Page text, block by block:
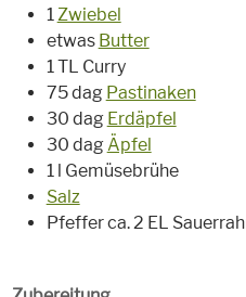
1Zwiebel
etwas Butter
1 TL Curry
75 dag Pastinaken
30 dag Erdäpfel
30 dagÄpfel
1 l Gemüsebrühe
Salz
Pfeffer ca. 2 EL